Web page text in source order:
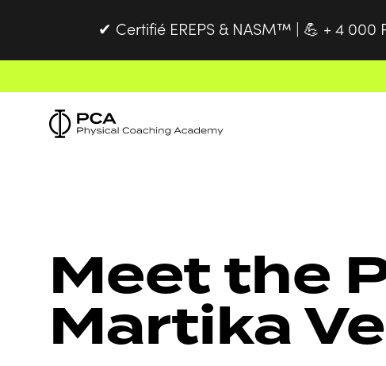
✔ Certifié EREPS & NASM™ | 💪 + 4 000
Meet the
Martika